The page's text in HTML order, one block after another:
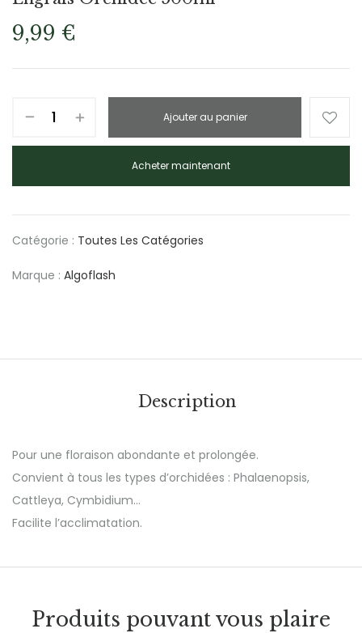
9,99 €
Ajouter au panier
Acheter maintenant
Catégorie : Toutes Les Catégories
Marque : Algoflash
Description
Pour une floraison abondante et prolongée.
Convient à tous les types d’orchidées : Phalaenopsis,
Cattleya, Cymbidium…
Facilite l’acclimatation.
Produits pouvant vous plaire